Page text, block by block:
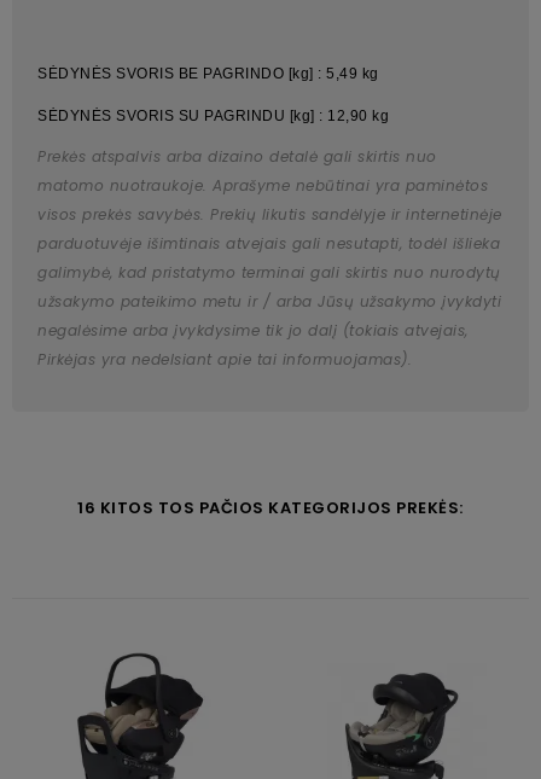
SĖDYNĖS SVORIS BE PAGRINDO [kg] : 5,49 kg
SĖDYNĖS SVORIS SU PAGRINDU [kg] : 12,90 kg
Prekės atspalvis arba dizaino detalė gali skirtis nuo
matomo nuotraukoje. Aprašyme nebūtinai yra paminėtos
visos prekės savybės. Prekių likutis sandėlyje ir internetinėje
parduotuvėje išimtinais atvejais gali nesutapti, todėl išlieka
galimybė, kad pristatymo terminai gali skirtis nuo nurodytų
užsakymo pateikimo metu ir / arba Jūsų užsakymo įvykdyti
negalėsime arba įvykdysime tik jo dalį (tokiais atvejais,
Pirkėjas yra nedelsiant apie tai informuojamas).
16 KITOS TOS PAČIOS KATEGORIJOS PREKĖS: